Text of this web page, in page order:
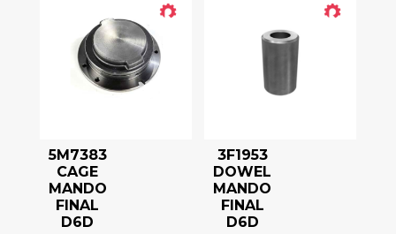
5M7383
CAGE
MANDO
FINAL
D6D
3F1953
DOWEL
MANDO
FINAL
D6D